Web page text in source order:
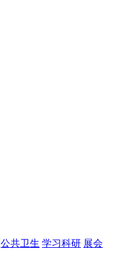
公共卫生 学习科研 展会